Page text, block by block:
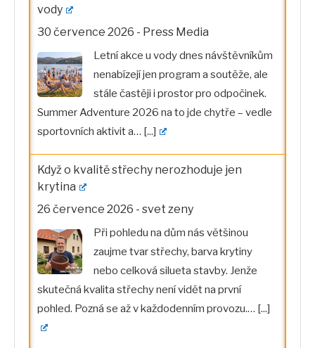
vody
30 července 2026 - Press Media
Letní akce u vody dnes návštěvníkům
nenabízejí jen program a soutěže, ale
stále častěji i prostor pro odpočinek.
Summer Adventure 2026 na to jde chytře – vedle
sportovních aktivit a… [...]
Když o kvalitě střechy nerozhoduje jen
krytina
26 července 2026 - svet zeny
Při pohledu na dům nás většinou
zaujme tvar střechy, barva krytiny
nebo celková silueta stavby. Jenže
skutečná kvalita střechy není vidět na první
pohled. Pozná se až v každodenním provozu.… [...]